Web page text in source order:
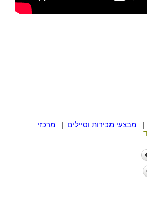
| מבצעי מכירות וסיילים | מרכזי